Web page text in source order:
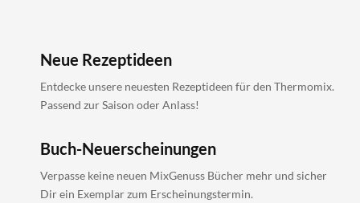
Neue Rezeptideen
Entdecke unsere neuesten Rezeptideen für den Thermomix.
Passend zur Saison oder Anlass!
Buch-Neuerscheinungen
Verpasse keine neuen MixGenuss Bücher mehr und sicher
Dir ein Exemplar zum Erscheinungstermin.